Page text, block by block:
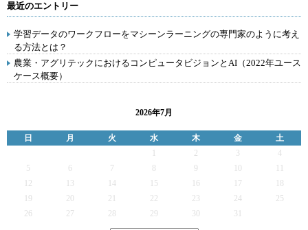
最近のエントリー
学習データのワークフローをマシーンラーニングの専門家のように考え
る方法とは？
農業・アグリテックにおけるコンピュータビジョンとAI（2022年ユース
ケース概要）
2026年7月
日 月 火 水 木 金
土
2 3
4
5
6 7 9
12
13 14 15 16 17
19
20 21 22 23 24
25
26
27 28 29 30 31